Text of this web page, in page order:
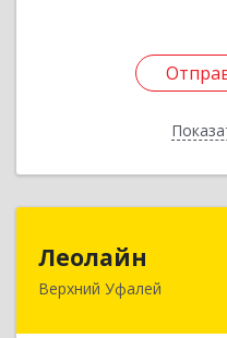
Леолайн
Верхний Уфалей
456800,